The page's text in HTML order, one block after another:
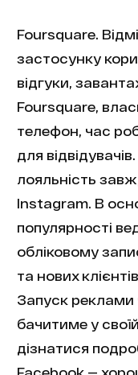
Foursquare.
застосунку
відгуки,
Foursquare,
телефон, час
для
лояльність
Instagram. В
популярності
обліковому
та нових
Запуск
бачитиме у
дізнатися
Facebook —